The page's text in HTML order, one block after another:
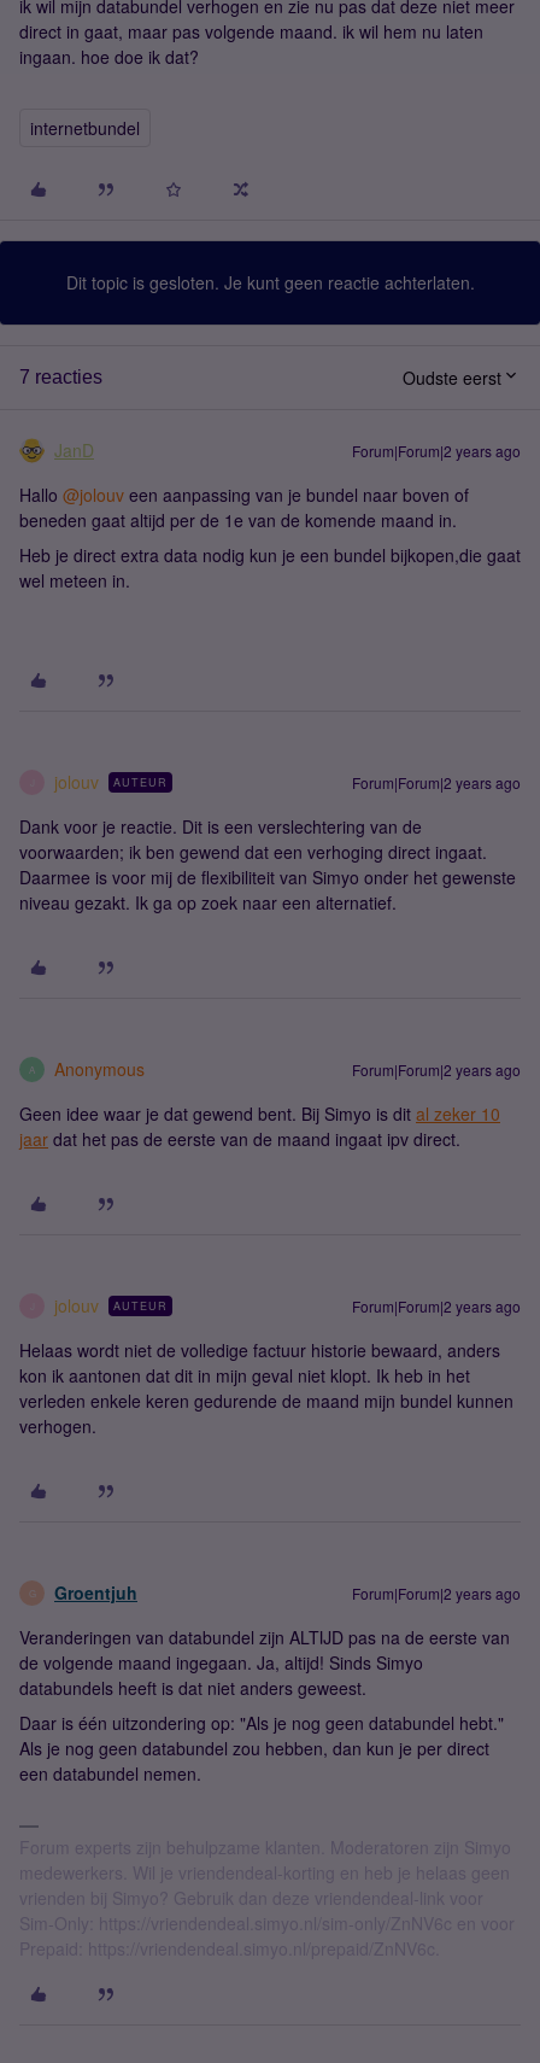
ik wil mijn databundel verhogen en zie nu pas dat deze niet meer
direct in gaat, maar pas volgende maand. ik wil hem nu laten
ingaan. hoe doe ik dat?
internetbundel
Dit topic is gesloten. Je kunt geen reactie achterlaten.
7 reacties Oudste eerst
JanD Forum|Forum|2 years ago
Hallo @jolouv een aanpassing van je bundel naar boven of
beneden gaat altijd per de 1e van de komende maand in.
Heb je direct extra data nodig kun je een bundel bijkopen,die gaat
wel meteen in.
jolouv AUTEUR Forum|Forum|2 years ago
Dank voor je reactie. Dit is een verslechtering van de
voorwaarden; ik ben gewend dat een verhoging direct ingaat.
Daarmee is voor mij de flexibiliteit van Simyo onder het gewenste
niveau gezakt. Ik ga op zoek naar een alternatief.
A Anonymous Forum|Forum|2 years ago
Geen idee waar je dat gewend bent. Bij Simyo is dit al zeker 10
jaar dat het pas de eerste van de maand ingaat ipv direct.
jolouv AUTEUR Forum|Forum|2 years ago
Helaas wordt niet de volledige factuur historie bewaard, anders
kon ik aantonen dat dit in mijn geval niet klopt. Ik heb in het
verleden enkele keren gedurende de maand mijn bundel kunnen
verhogen.
G Groentjuh Forum|Forum|2 years ago
Veranderingen van databundel zijn ALTIJD pas na de eerste van
de volgende maand ingegaan. Ja, altijd! Sinds Simyo
databundels heeft is dat niet anders geweest.
Daar is één uitzondering op: "Als je nog geen databundel hebt."
Als je nog geen databundel zou hebben, dan kun je per direct
een databundel nemen.
Forum experts zijn behulpzame klanten. Moderatoren zijn Simyo
medewerkers. Wil je vriendendeal-korting en heb je helaas geen
vrienden bij Simyo? Gebruik dan deze vriendendeal-link voor
Sim-Only: https://vriendendeal.simyo.nl/sim-only/ZnNV6c en voor
Prepaid: https://vriendendeal.simyo.nl/prepaid/ZnNV6c.